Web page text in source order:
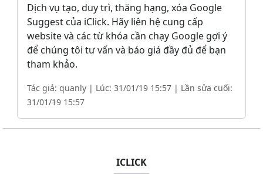
Dịch vụ tạo, duy trì, thăng hạng, xóa Google
Suggest của iClick. Hãy liên hệ cung cấp
website và các từ khóa cần chạy Google gợi ý
để chúng tôi tư vấn và báo giá đầy đủ để bạn
tham khảo.
Tác giả: quanly | Lúc: 31/01/19 15:57 | Lần sửa cuối:
31/01/19 15:57
ICLICK